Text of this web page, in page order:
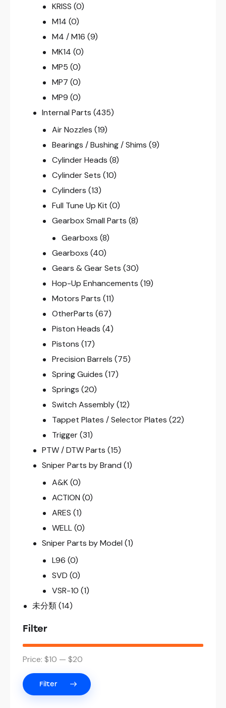
KRISS (0)
M14 (0)
M4 / M16 (9)
MK14 (0)
MP5 (0)
MP7 (0)
MP9 (0)
Internal Parts (435)
Air Nozzles (19)
Bearings / Bushing / Shims (9)
Cylinder Heads (8)
Cylinder Sets (10)
Cylinders (13)
Full Tune Up Kit (0)
Gearbox Small Parts (8)
Gearboxs (8)
Gearboxs (40)
Gears & Gear Sets (30)
Hop-Up Enhancements (19)
Motors Parts (11)
OtherParts (67)
Piston Heads (4)
Pistons (17)
Precision Barrels (75)
Spring Guides (17)
Springs (20)
Switch Assembly (12)
Tappet Plates / Selector Plates (22)
Trigger (31)
PTW / DTW Parts (15)
Sniper Parts by Brand (1)
A&K (0)
ACTION (0)
ARES (1)
WELL (0)
Sniper Parts by Model (1)
L96 (0)
SVD (0)
VSR-10 (1)
未分類(14)
Filter
Filter
Price: $10 — $20